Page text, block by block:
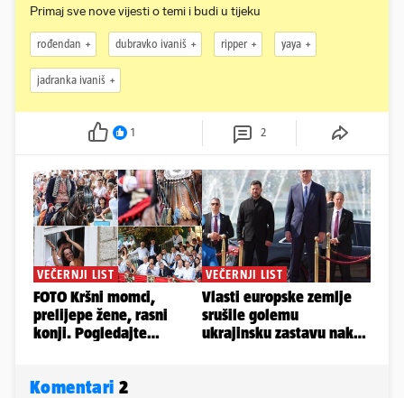
Primaj sve nove vijesti o temi i budi u tijeku
rođendan dubravko ivaniš ripper yaya
jadranka ivaniš
1 2
Komentari 2